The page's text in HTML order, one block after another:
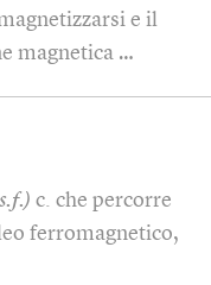
e il
magnetica …
c. che percorre
ferromagnetico,